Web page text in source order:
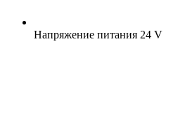
Напряжение питания 24 V